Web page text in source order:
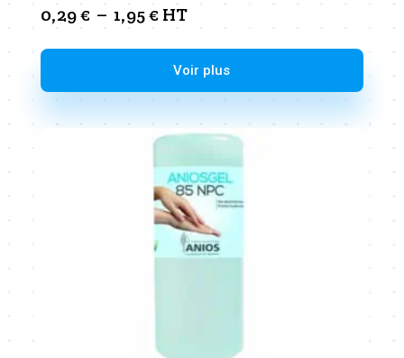
0,29€ – 1,95€Plage
de
prix :
0,29 €
1,95 €
HT
Voir plus
Ce
produit
plusieurs